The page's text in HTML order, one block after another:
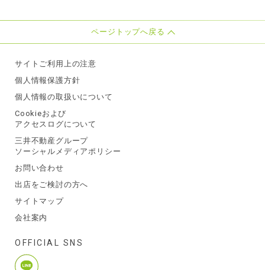
ページトップへ戻る
サイトご利用上の注意
個人情報保護方針
個人情報の取扱いについて
Cookieおよび
アクセスログについて
三井不動産グループ
ソーシャルメディアポリシー
お問い合わせ
出店をご検討の方へ
サイトマップ
会社案内
OFFICIAL SNS